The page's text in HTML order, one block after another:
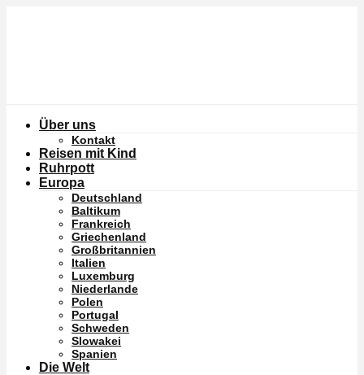
Über uns
Kontakt
Reisen mit Kind
Ruhrpott
Europa
Deutschland
Baltikum
Frankreich
Griechenland
Großbritannien
Italien
Luxemburg
Niederlande
Polen
Portugal
Schweden
Slowakei
Spanien
Die Welt